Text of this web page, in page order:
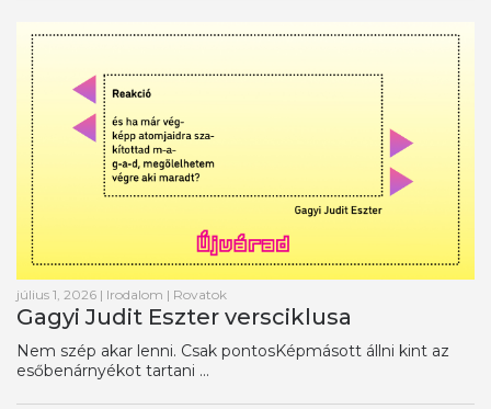
július 1, 2026 | Irodalom | Rovatok
Gagyi Judit Eszter versciklusa
Nem szép akar lenni. Csak pontosKépmásott állni kint az
esőbenárnyékot tartani ...